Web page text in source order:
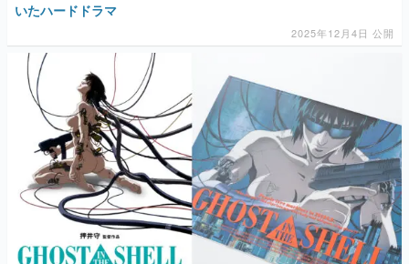
いたハードドラマ
2025年12月4日 公開